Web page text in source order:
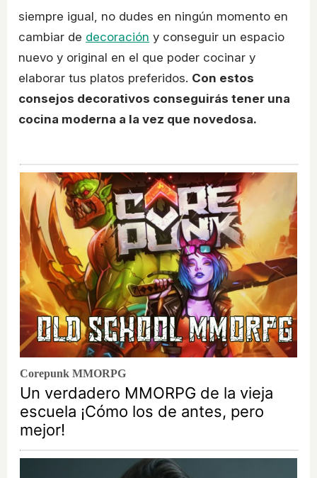
siempre igual, no dudes en ningún momento en
cambiar de decoración y conseguir un espacio
nuevo y original en el que poder cocinar y
elaborar tus platos preferidos. Con estos
consejos decorativos conseguirás tener una
cocina moderna a la vez que novedosa.
Corepunk MMORPG
Un verdadero MMORPG de la vieja
escuela ¡Cómo los de antes, pero
mejor!